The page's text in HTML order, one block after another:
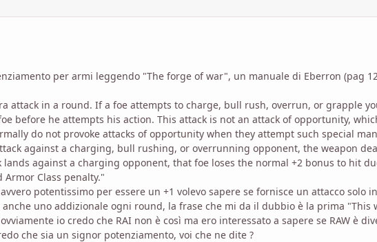
per armi leggendo "The forge of war", un manuale di Eberron (pag
attack in a round. If a foe attempts to charge, bull rush, overrun, or grapple
before he attempts his action. This attack is not an attack of opportunity,
do not provoke attacks of opportunity when they attempt such special
against a charging, bull rushing, or overrunning opponent, the weapon
against a charging opponent, that foe loses the normal +2 bonus to hit
Class penalty."
potentissimo per essere un +1 volevo sapere se fornisce un attacco solo
uno addizionale ogni round, la frase che mi da il dubbio è la prima "This
io credo che RAI non è così ma ero interessato a sapere se RAW è
che sia un signor potenziamento, voi che ne dite ?